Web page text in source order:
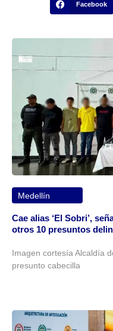
Facebook
Medellín
Cae alias ‘El Sobri’,
otros 10 presuntos
Imagen cortesía Alcaldía
presunto cabecilla